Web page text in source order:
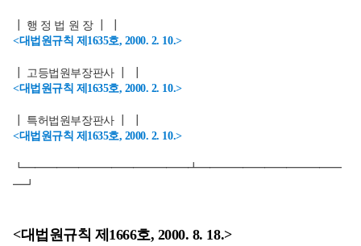
┃ 행 정 법 원 장 ┃ ┃
<대법원규칙 제1635호, 2000. 2. 10.>
┃ 고등법원부장판사 ┃ ┃
<대법원규칙 제1635호, 2000. 2. 10.>
┃ 특허법원부장판사 ┃ ┃
<대법원규칙 제1635호, 2000. 2. 10.>
┗━━━━━━━━━━━━━━━┻━━━━━━━━━━━━━
━┛
<대법원규칙 제1666호, 2000. 8. 18.>